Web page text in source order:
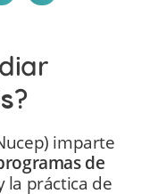
?
imparte
de
la práctica de